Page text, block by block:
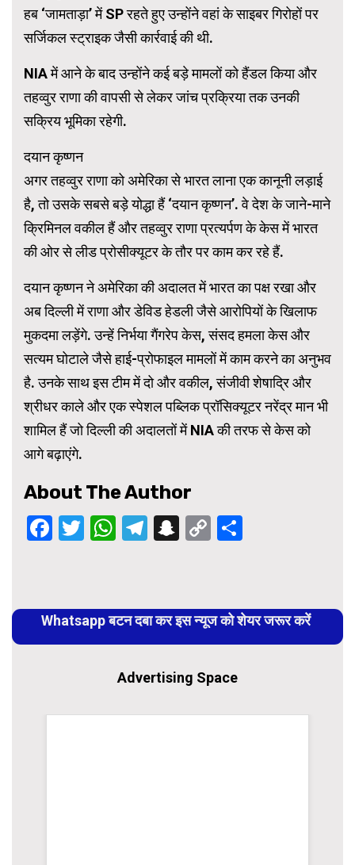
हब ‘जामताड़ा’ में SP रहते हुए उन्होंने वहां के साइबर गिरोहों पर
सर्जिकल स्ट्राइक जैसी कार्रवाई की थी.
NIA में आने के बाद उन्होंने कई बड़े मामलों को हैंडल किया और
तहव्वुर राणा की वापसी से लेकर जांच प्रक्रिया तक उनकी
सक्रिय भूमिका रहेगी.
दयान कृष्णन
अगर तहव्वुर राणा को अमेरिका से भारत लाना एक कानूनी लड़ाई
है, तो उसके सबसे बड़े योद्धा हैं ‘दयान कृष्णन’. वे देश के जाने-माने
क्रिमिनल वकील हैं और तहव्वुर राणा प्रत्यर्पण के केस में भारत
की ओर से लीड प्रोसीक्यूटर के तौर पर काम कर रहे हैं.
दयान कृष्णन ने अमेरिका की अदालत में भारत का पक्ष रखा और
अब दिल्ली में राणा और डेविड हेडली जैसे आरोपियों के खिलाफ
मुकदमा लड़ेंगे. उन्हें निर्भया गैंगरेप केस, संसद हमला केस और
सत्यम घोटाले जैसे हाई-प्रोफाइल मामलों में काम करने का अनुभव
है. उनके साथ इस टीम में दो और वकील, संजीवी शेषाद्रि और
श्रीधर काले और एक स्पेशल पब्लिक प्रॉसिक्यूटर नरेंद्र मान भी
शामिल हैं जो दिल्ली की अदालतों में NIA की तरफ से केस को
आगे बढ़ाएंगे.
About The Author
Facebook
Twitter
WhatsApp
Telegram
Snapchat
Copy
Reading
Whatsapp बटन दबा कर इस न्यूज को शेयर जरूर करें
Advertising Space